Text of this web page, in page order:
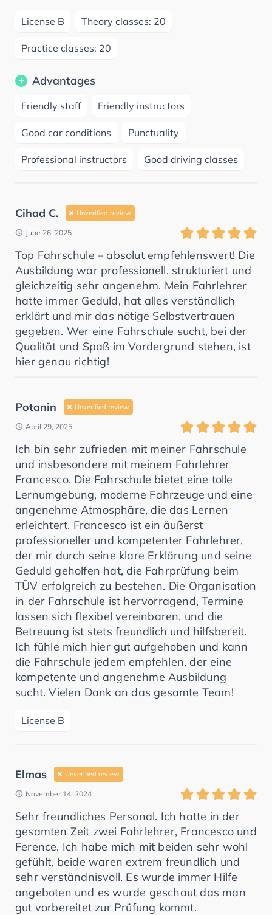
License B Theory classes: 20
Practice classes: 20
Advantages
Friendly staff Friendly instructors
Good car conditions Punctuality
Professional instructors Good driving classes
Cihad C. Unverified review
June 26, 2025
Top Fahrschule – absolut empfehlenswert! Die
Ausbildung war professionell, strukturiert und
gleichzeitig sehr angenehm. Mein Fahrlehrer
hatte immer Geduld, hat alles verständlich
erklärt und mir das nötige Selbstvertrauen
gegeben. Wer eine Fahrschule sucht, bei der
Qualität und Spaß im Vordergrund stehen, ist
hier genau richtig!
Potanin Unverified review
April 29, 2025
Ich bin sehr zufrieden mit meiner Fahrschule
und insbesondere mit meinem Fahrlehrer
Francesco. Die Fahrschule bietet eine tolle
Lernumgebung, moderne Fahrzeuge und eine
angenehme Atmosphäre, die das Lernen
erleichtert. Francesco ist ein äußerst
professioneller und kompetenter Fahrlehrer,
der mir durch seine klare Erklärung und seine
Geduld geholfen hat, die Fahrprüfung beim
TÜV erfolgreich zu bestehen. Die Organisation
in der Fahrschule ist hervorragend, Termine
lassen sich flexibel vereinbaren, und die
Betreuung ist stets freundlich und hilfsbereit.
Ich fühle mich hier gut aufgehoben und kann
die Fahrschule jedem empfehlen, der eine
kompetente und angenehme Ausbildung
sucht. Vielen Dank an das gesamte Team!
License B
Elmas Unverified review
November 14, 2024
Sehr freundliches Personal. Ich hatte in der
gesamten Zeit zwei Fahrlehrer, Francesco und
Ference. Ich habe mich mit beiden sehr wohl
gefühlt, beide waren extrem freundlich und
sehr verständnisvoll. Es wurde immer Hilfe
angeboten und es wurde geschaut das man
gut vorbereitet zur Prüfung kommt.